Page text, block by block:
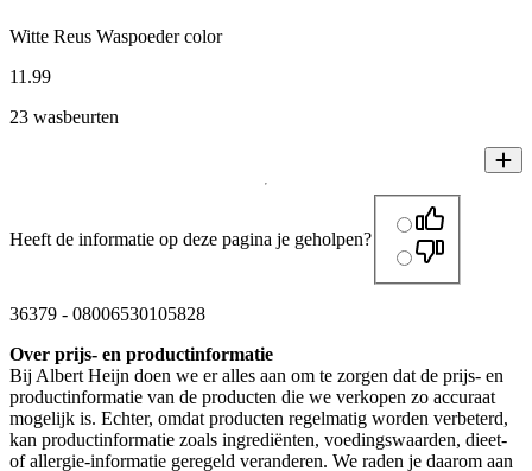
Witte Reus Waspoeder color
11 .99
23 wasbeurten
Heeft de informatie op deze pagina je geholpen?
36379 - 08006530105828
Over prijs- en productinformatie
Bij Albert Heijn doen we er alles aan om te zorgen dat de prijs- en
productinformatie van de producten die we verkopen zo accuraat
mogelijk is. Echter, omdat producten regelmatig worden verbeterd,
kan productinformatie zoals ingrediënten, voedingswaarden, dieet-
of allergie-informatie geregeld veranderen. We raden je daarom aan